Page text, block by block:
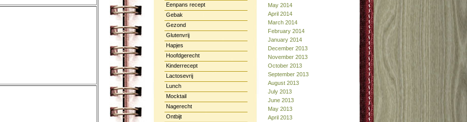
Eenpans recept
Gebak
Gezond
Glutenvrij
Hapjes
Hoofdgerecht
Kinderrecept
Lactosevrij
Lunch
Mocktail
Nagerecht
Ontbijt
May 2014
April 2014
March 2014
February 2014
January 2014
December 2013
November 2013
October 2013
September 2013
August 2013
July 2013
June 2013
May 2013
April 2013